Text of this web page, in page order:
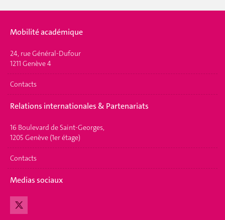
Mobilité académique
24, rue Général-Dufour
1211 Genève 4
Contacts
Relations internationales & Partenariats
16 Boulevard de Saint-Georges,
1205 Genève (1er étage)
Contacts
Medias sociaux